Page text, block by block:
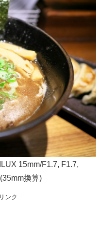
15mm/F1.7, F1.7,
換算)
ンク